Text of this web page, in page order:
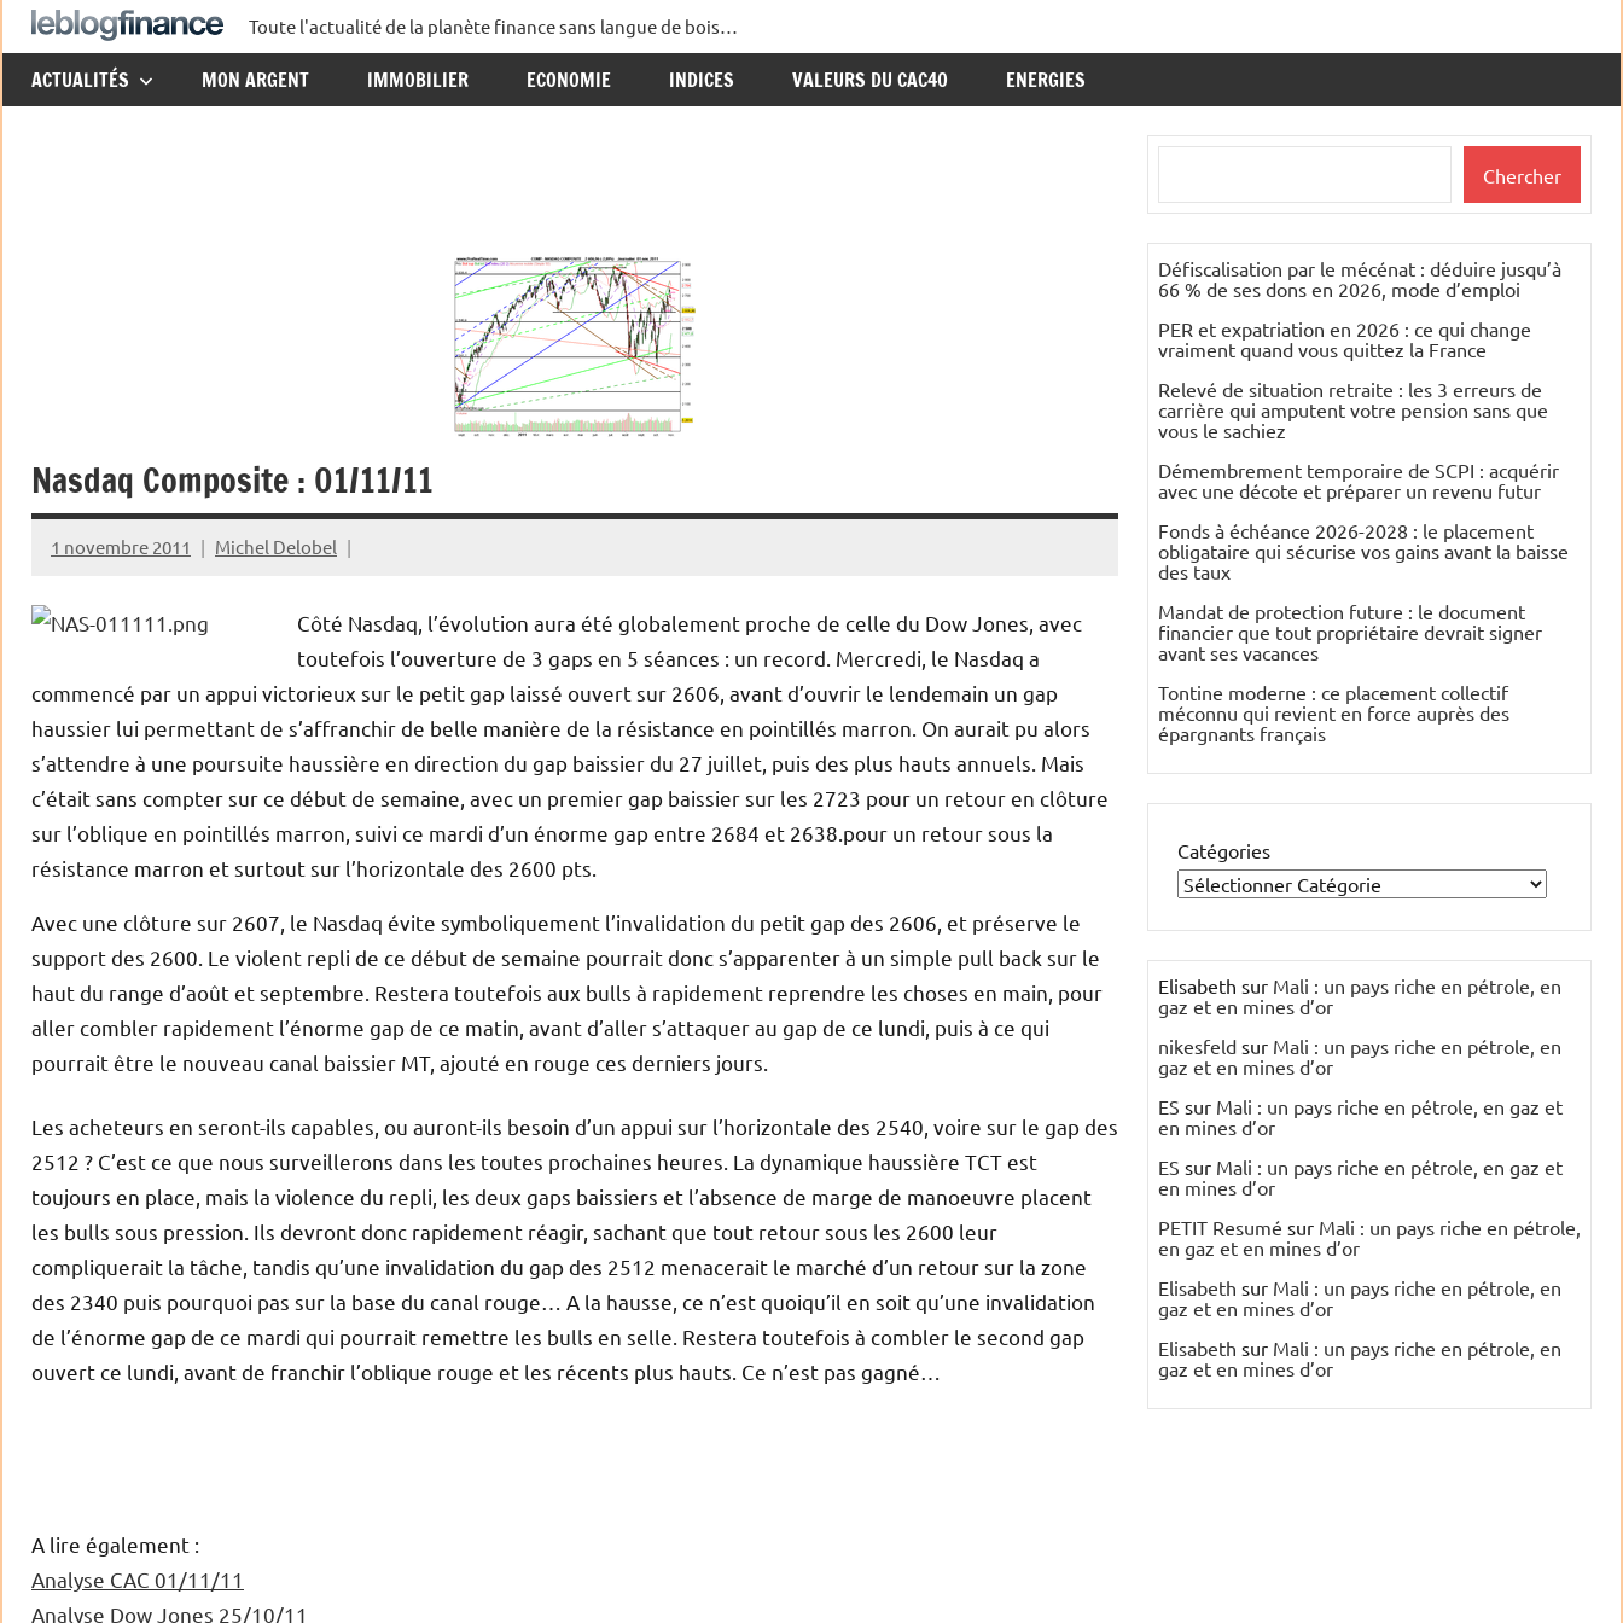
Aller
au
contenu
Le
Blog
Toute l'actualité de la planète finance sans langue de bois…
ACTUALITÉS MON ARGENT IMMOBILIER ECONOMIE INDICES VALEURS DU CAC40 ENERGIES
Nasdaq Composite : 01/11/11
1 novembre 2011 Michel Delobel
Côté Nasdaq, l’évolution aura été globalement proche de celle du Dow Jones, avec
toutefois l’ouverture de 3 gaps en 5 séances : un record. Mercredi, le Nasdaq a
commencé par un appui victorieux sur le petit gap laissé ouvert sur 2606, avant d’ouvrir le lendemain un gap
haussier lui permettant de s’affranchir de belle manière de la résistance en pointillés marron. On aurait pu alors
s’attendre à une poursuite haussière en direction du gap baissier du 27 juillet, puis des plus hauts annuels. Mais
c’était sans compter sur ce début de semaine, avec un premier gap baissier sur les 2723 pour un retour en clôture
sur l’oblique en pointillés marron, suivi ce mardi d’un énorme gap entre 2684 et 2638.pour un retour sous la
résistance marron et surtout sur l’horizontale des 2600 pts.
Avec une clôture sur 2607, le Nasdaq évite symboliquement l’invalidation du petit gap des 2606, et préserve le
support des 2600. Le violent repli de ce début de semaine pourrait donc s’apparenter à un simple pull back sur le
haut du range d’août et septembre. Restera toutefois aux bulls à rapidement reprendre les choses en main, pour
aller combler rapidement l’énorme gap de ce matin, avant d’aller s’attaquer au gap de ce lundi, puis à ce qui
pourrait être le nouveau canal baissier MT, ajouté en rouge ces derniers jours.
Les acheteurs en seront-ils capables, ou auront-ils besoin d’un appui sur l’horizontale des 2540, voire sur le gap des
2512 ? C’est ce que nous surveillerons dans les toutes prochaines heures. La dynamique haussière TCT est
toujours en place, mais la violence du repli, les deux gaps baissiers et l’absence de marge de manoeuvre placent
les bulls sous pression. Ils devront donc rapidement réagir, sachant que tout retour sous les 2600 leur
compliquerait la tâche, tandis qu’une invalidation du gap des 2512 menacerait le marché d’un retour sur la zone
des 2340 puis pourquoi pas sur la base du canal rouge… A la hausse, ce n’est quoiqu’il en soit qu’une invalidation
de l’énorme gap de ce mardi qui pourrait remettre les bulls en selle. Restera toutefois à combler le second gap
ouvert ce lundi, avant de franchir l’oblique rouge et les récents plus hauts. Ce n’est pas gagné…
A lire également :
Analyse CAC 01/11/11
Analyse Dow Jones 25/10/11
Chercher
Défiscalisation par le mécénat : déduire jusqu’à
66 % de ses dons en 2026, mode d’emploi
PER et expatriation en 2026 : ce qui change
vraiment quand vous quittez la France
Relevé de situation retraite : les 3 erreurs de
carrière qui amputent votre pension sans que
vous le sachiez
Démembrement temporaire de SCPI : acquérir
avec une décote et préparer un revenu futur
Fonds à échéance 2026-2028 : le placement
obligataire qui sécurise vos gains avant la baisse
des taux
Mandat de protection future : le document
financier que tout propriétaire devrait signer
avant ses vacances
Tontine moderne : ce placement collectif
méconnu qui revient en force auprès des
épargnants français
Catégories
Elisabeth sur Mali : un pays riche en pétrole, en
gaz et en mines d’or
nikesfeld sur Mali : un pays riche en pétrole, en
gaz et en mines d’or
ES sur Mali : un pays riche en pétrole, en gaz et
en mines d’or
ES sur Mali : un pays riche en pétrole, en gaz et
en mines d’or
PETIT Resumé sur Mali : un pays riche en pétrole,
en gaz et en mines d’or
Elisabeth sur Mali : un pays riche en pétrole, en
gaz et en mines d’or
Elisabeth sur Mali : un pays riche en pétrole, en
gaz et en mines d’or